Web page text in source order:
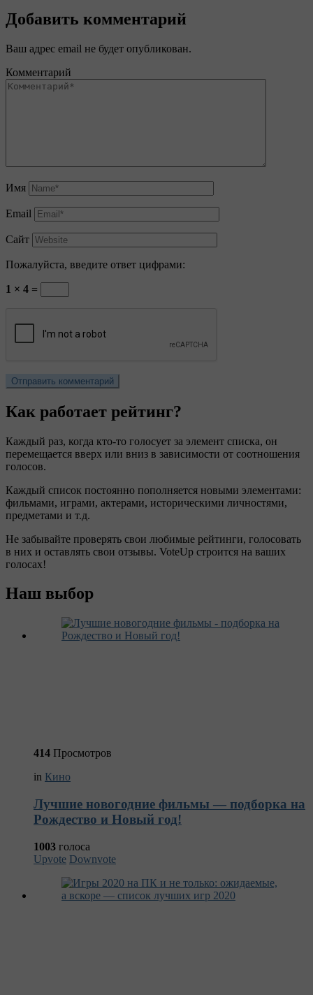
Добавить комментарий
Ваш адрес email не будет опубликован.
Комментарий
Имя
Email
Сайт
Пожалуйста, введите ответ цифрами:
1 × 4 =
Как работает рейтинг?
Каждый раз, когда кто-то голосует за элемент списка, он
перемещается вверх или вниз в зависимости от соотношения
голосов.
Каждый список постоянно пополняется новыми элементами:
фильмами, играми, актерами, историческими личностями,
предметами и т.д.
Не забывайте проверять свои любимые рейтинги, голосовать
в них и оставлять свои отзывы. VoteUp строится на ваших
голосах!
Наш выбор
414 Просмотров
in Кино
Лучшие новогодние фильмы — подборка на
Рождество и Новый год!
1003 голоса
Upvote Downvote